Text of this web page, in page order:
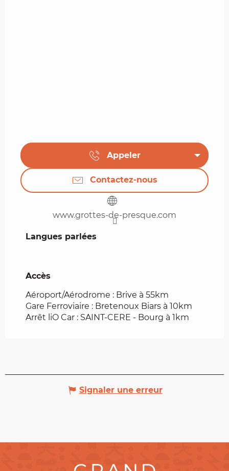
Appeler
Contactez-nous
www.grottes-de-presque.com
Langues parlées
Langues parlées
Accès
Accès
Aéroport/Aérodrome : Brive à 55km
Gare Ferroviaire : Bretenoux Biars à 10km
Arrêt liO Car : SAINT-CERE - Bourg à 1km
Signaler une erreur